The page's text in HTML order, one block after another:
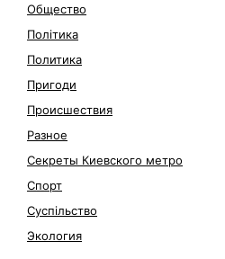
Общество
Політика
Политика
Пригоди
Происшествия
Разное
Секреты Киевского метро
Спорт
Суспільство
Экология